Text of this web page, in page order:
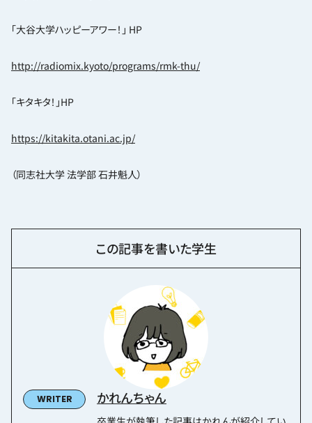
「大谷大学ハッピーアワー！」 HP
http://radiomix.kyoto/programs/rmk-thu/
「キタキタ！」HP
https://kitakita.otani.ac.jp/
（同志社大学 法学部 石井魁人）
この記事を書いた学生
かれんちゃん